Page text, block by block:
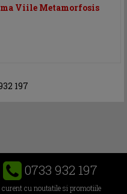
Viile Metamorfosis
197
0733 932 197
cu noutatile si promotiile